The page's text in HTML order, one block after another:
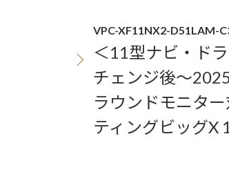
VPC-XF11NX2-D51LAM-
＜11型ナビ・ド
チェンジ後～
ラウンドモニタ
ティングビッグX